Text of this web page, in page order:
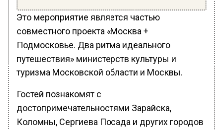
Это мероприятие является частью
совместного проекта «Москва +
Подмосковье. Два ритма идеального
путешествия» министерств культуры и
туризма Московской области и Москвы.
Гостей познакомят с
достопримечательностями Зарайска,
Коломны, Сергиева Посада и других городов